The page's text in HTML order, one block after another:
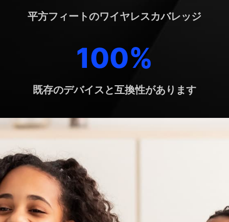
平方フィートのワイヤレスカバレッジ
100%
既存のデバイスと互換性があります